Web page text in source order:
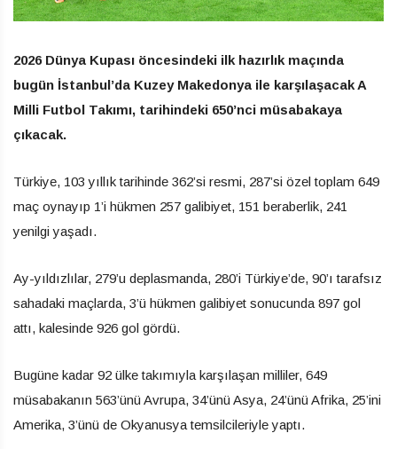
2026 Dünya Kupası öncesindeki ilk hazırlık maçında
bugün İstanbul’da Kuzey Makedonya ile karşılaşacak A
Milli Futbol Takımı, tarihindeki 650’nci müsabakaya
çıkacak.
Türkiye, 103 yıllık tarihinde 362’si resmi, 287’si özel toplam 649
maç oynayıp 1’i hükmen 257 galibiyet, 151 beraberlik, 241
yenilgi yaşadı.
Ay-yıldızlılar, 279’u deplasmanda, 280’i Türkiye’de, 90’ı tarafsız
sahadaki maçlarda, 3’ü hükmen galibiyet sonucunda 897 gol
attı, kalesinde 926 gol gördü.
Bugüne kadar 92 ülke takımıyla karşılaşan milliler, 649
müsabakanın 563’ünü Avrupa, 34’ünü Asya, 24’ünü Afrika, 25’ini
Amerika, 3’ünü de Okyanusya temsilcileriyle yaptı.